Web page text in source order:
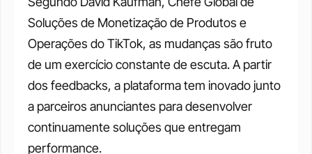
Soluções de Monetização de Produtos e
Operações do TikTok, as mudanças são fruto
de um exercício constante de escuta. A partir
dos feedbacks, a plataforma tem inovado junto
a parceiros anunciantes para desenvolver
continuamente soluções que entregam
performance.